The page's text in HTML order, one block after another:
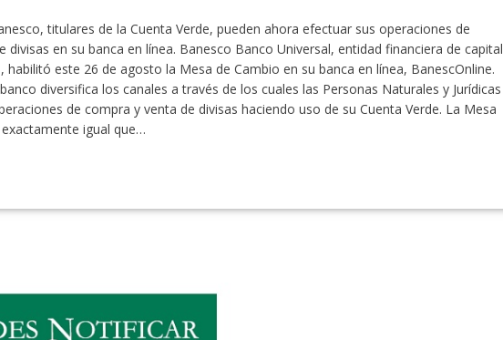
titulares de la Cuenta Verde, pueden ahora efectuar sus operaciones de
divisas en su banca en línea. Banesco Banco Universal, entidad financiera de capital
habilitó este 26 de agosto la Mesa de Cambio en su banca en línea, BanescOnline.
diversifica los canales a través de los cuales las Personas Naturales y Jurídicas
de compra y venta de divisas haciendo uso de su Cuenta Verde. La Mesa
igual que…